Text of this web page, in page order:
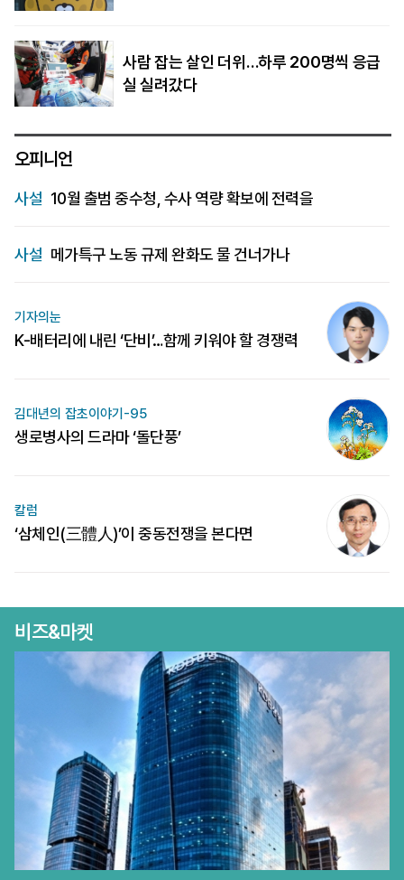
사람 잡는 살인 더위…하루 200명씩 응급
실 실려갔다
오피니언
사설 10월 출범 중수청, 수사 역량 확보에 전력을
사설 메가특구 노동 규제 완화도 물 건너가나
기자의눈
K-배터리에 내린 ‘단비’…함께 키워야 할 경쟁력
김대년의 잡초이야기-95
생로병사의 드라마 ‘돌단풍’
칼럼
‘삼체인(三體人)’이 중동전쟁을 본다면
비즈&마켓